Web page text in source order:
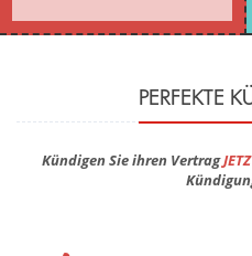
PERFEKTE
Kündigen Sie ihren Vertrag